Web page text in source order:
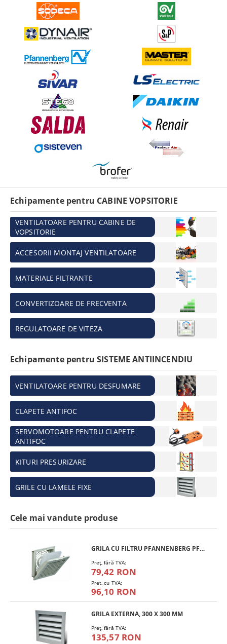
Echipamente pentru CABINE VOPSITORIE
VENTILATOARE PENTRU CABINE DE
VOPSITORIE
ACCESORII MONTAJ VENTILATOARE
MATERIALE FILTRANTE
CONVERTIZOARE DE FRECVENTA
REGULATOARE DE VITEZA
Echipamente pentru SISTEME ANTIINCENDIU
VENTILATOARE PENTRU DESFUMARE
CLAPETE ANTIFOC
SERVOMOTOARE PENTRU CLAPETE
ANTIFOC
KITURI PRESURIZARE
GRILE CU LAMELE FIXE
Cele mai vandute produse
GRILA CU FILTRU PFANNENBERG PFA 10.000
Preţ, fără TVA:
79,42 RON
Pret, cu TVA:
96,10 RON
GRILA EXTERNA, 300 X 300 MM
Preţ, fără TVA:
135,57 RON